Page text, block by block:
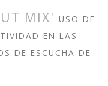
MIX' USO DE
EN LAS
DE ESCUCHA DE